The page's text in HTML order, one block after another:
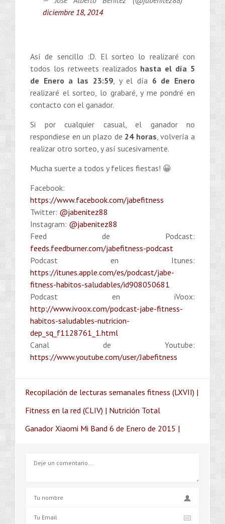
diciembre 18, 2014
Así de sencillo :D. El sorteo lo realizaré con
todos los retweets realizados hasta el día 5
de Enero a las 23:59, y el día 6 de Enero
realizaré el sorteo, lo grabaré, y me pondré en
contacto con el ganador.
Si por cualquier casual, el ganador no
respondiese en un plazo de 24 horas, volvería a
realizar otro sorteo, y así sucesivamente.
Mucha suerte a todos y felices fiestas! 😀
Facebook:
https://www.facebook.com/jabefitness
Twitter: @jabenitez88
Instagram: @jabenitez88
Feed de Podcast:
feeds.feedburner.com/jabefitness-podcast
Podcast en Itunes:
https://itunes.apple.com/es/podcast/jabe-
fitness-habitos-saludables/id908050681
Podcast en iVoox:
http://www.ivoox.com/podcast-jabe-fitness-
habitos-saludables-nutricion-
dep_sq_f1128761_1.html
Canal de Youtube:
https://www.youtube.com/user/Jabefitness
Recopilación de lecturas semanales fitness (LXVII) |
Fitness en la red (CLIV) | Nutrición Total
Ganador Xiaomi Mi Band 6 de Enero de 2015 |